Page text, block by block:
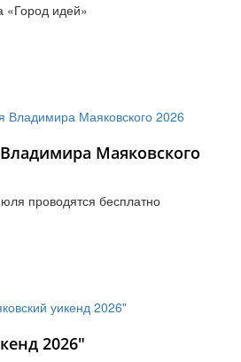
«Город идей»
Маяковского
проводятся бесплатно
2026"